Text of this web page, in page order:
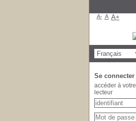
A- A A+
Se connecter
accéder à
lecteur